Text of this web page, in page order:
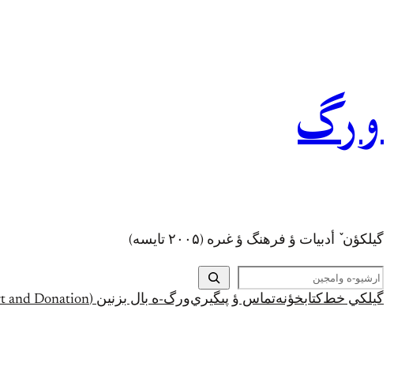
ورگ
گيلکؤن ٚ أدبیات ؤ فرهنگ ؤ غىره (۲۰۰۵ تايسه)
ج
س
تگيلکي خط کتابخؤنهتماس ؤ پىگيريورگ-ه بال بزنين (Support and Donation)